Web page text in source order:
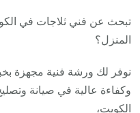
تبحث عن فني ثلاجات في
المنزل؟
نوفر لك ورشة فنية مجهزة
وكفاءة عالية في صيانة
الكويت،